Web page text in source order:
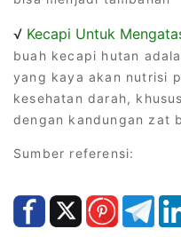
√ Kecapi Untuk
buah kecapi hutan
yang kaya akan nutrisi
kesehatan darah,
dengan kandungan zat
Sumber referensi: